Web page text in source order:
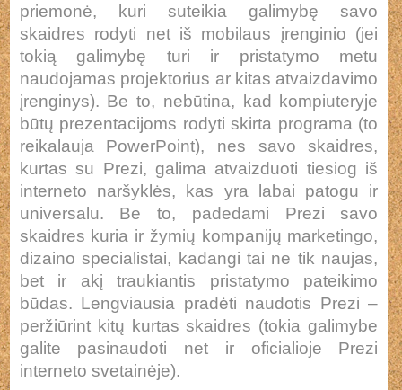
priemonė, kuri suteikia galimybę savo
skaidres rodyti net iš mobilaus įrenginio (jei
tokią galimybę turi ir pristatymo metu
naudojamas projektorius ar kitas atvaizdavimo
įrenginys). Be to, nebūtina, kad kompiuteryje
būtų prezentacijoms rodyti skirta programa (to
reikalauja PowerPoint), nes savo skaidres,
kurtas su Prezi, galima atvaizduoti tiesiog iš
interneto naršyklės, kas yra labai patogu ir
universalu. Be to, padedami Prezi savo
skaidres kuria ir žymių kompanijų marketingo,
dizaino specialistai, kadangi tai ne tik naujas,
bet ir akį traukiantis pristatymo pateikimo
būdas. Lengviausia pradėti naudotis Prezi –
peržiūrint kitų kurtas skaidres (tokia galimybe
galite pasinaudoti net ir oficialioje Prezi
interneto svetainėje).